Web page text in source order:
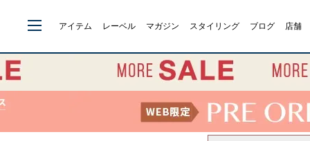
アイテム レーベル マガジン スタイリング ブログ 店舗